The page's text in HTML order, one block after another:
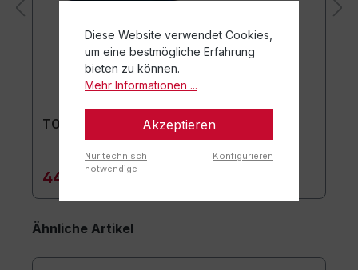
TOGU Premium Easy Matte
44,90 €*
Ähnliche Artikel
Diese Website verwendet Cookies,
um eine bestmögliche Erfahrung
bieten zu können.
Mehr Informationen ...
Akzeptieren
Nur technisch
notwendige
Konfigurieren